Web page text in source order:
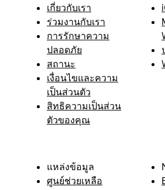
เกี่ยวกับเรา
ร่วมงานกับเรา
การรักษาความ
ปลอดภัย
สถานะ
เงื่อนไขและความ
เป็นส่วนตัว
สิทธิความเป็นส่วน
ตัวของคุณ
แหล่งข้อมูล
ศูนย์ช่วยเหลือ